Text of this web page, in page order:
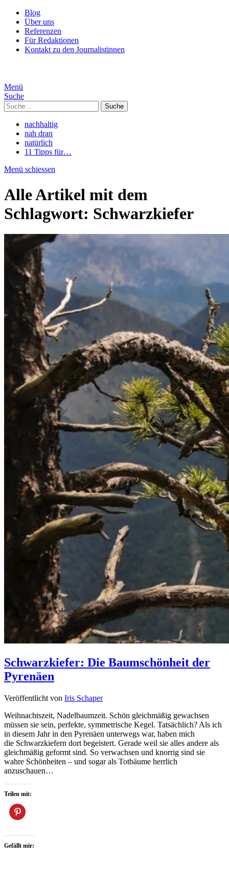
Blog
Über uns
Referenzen
Für Redaktionen
Kontakt zu den Journalistinnen
Menü
Suche
Suche
nachhaltig
nah dran
natürlich
11 Tipps für…
Menü schiessen
Alle Artikel mit dem
Schlagwort: Schwarzkiefer
Schwarzkiefer: Die Baumschönheit der
Pyrenäen
Veröffentlicht von Iris Schaper
Weihnachtszeit, Nadelbaumzeit. Schön gleichmäßig gewachsen
müssen sie sein, perfekte, symmetrische Kegel. Tatsächlich? Als ich
in diesem Jahr in den Pyrenäen unterwegs war, haben mich
die Schwarzkiefern dort begeistert. Gerade weil sie alles andere als
gleichmäßig geformt sind. So verwachsen und knorrig sind sie
wahre Schönheiten – und sogar als Totbäume herrlich
anzuschauen…
Teilen mit:
Gefällt mir: